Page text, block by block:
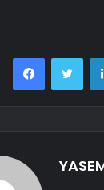
Facebook